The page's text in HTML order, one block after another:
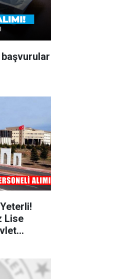
başvurular
Lise